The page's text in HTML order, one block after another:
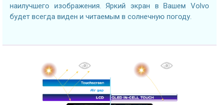
наилучшего изображения. Яркий экран в Вашем Volvo
будет всегда виден и читаемым в солнечную погоду.